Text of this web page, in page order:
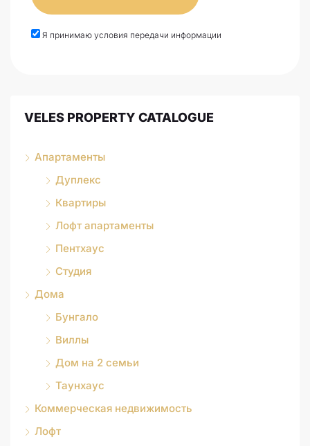
Я принимаю условия передачи информации
VELES PROPERTY CATALOGUE
Апартаменты
Дуплекс
Квартиры
Лофт апартаменты
Пентхаус
Студия
Дома
Бунгало
Виллы
Дом на 2 семьи
Таунхаус
Коммерческая недвижимость
Лофт